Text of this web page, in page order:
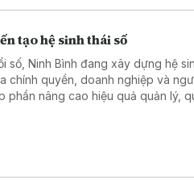
tạo hệ sinh thái số
số, Ninh Bình đang xây dựng hệ
chính quyền, doanh nghiệp và
phần nâng cao hiệu quả quản lý,